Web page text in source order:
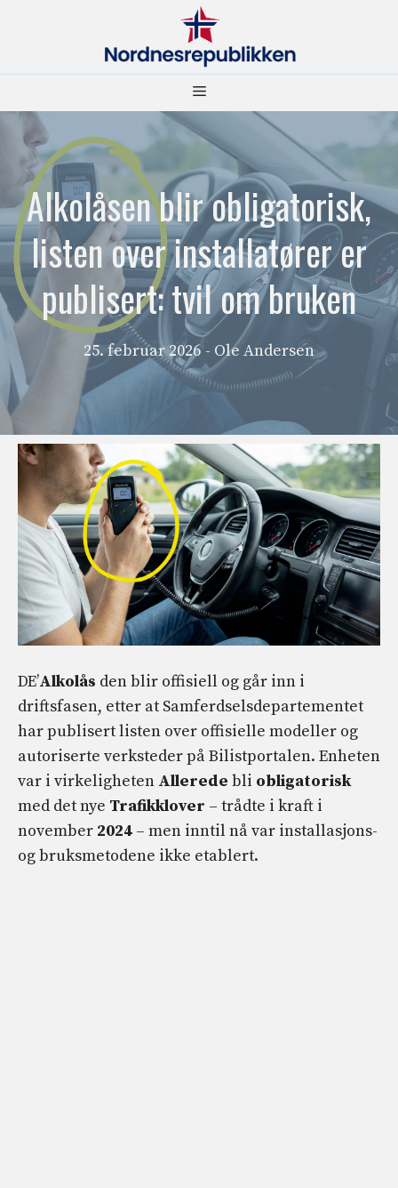
Meny
Alkolåsen blir obligatorisk,
listen over installatører er
publisert: tvil om bruken
25. februar 2026 - Ole Andersen
DE’Alkolås den blir offisiell og går inn i
driftsfasen, etter at Samferdselsdepartementet
har publisert listen over offisielle modeller og
autoriserte verksteder på Bilistportalen. Enheten
var i virkeligheten Allerede bli obligatorisk
med det nye Trafikklover – trådte i kraft i
november 2024 – men inntil nå var installasjons-
og bruksmetodene ikke etablert.